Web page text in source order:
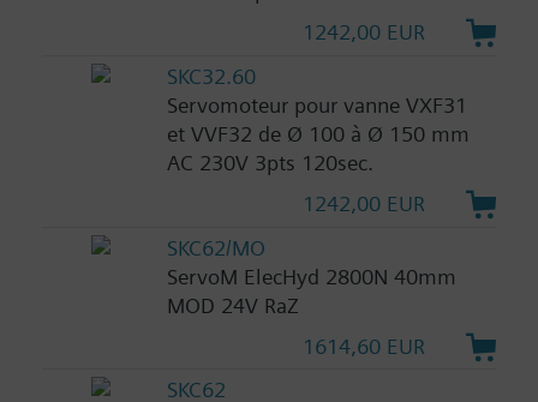
1242,00 EUR
SKC32.60
Servomoteur pour vanne VXF31
et VVF32 de Ø 100 à Ø 150 mm
AC 230V 3pts 120sec.
1242,00 EUR
SKC62/MO
ServoM ElecHyd 2800N 40mm
MOD 24V RaZ
1614,60 EUR
SKC62